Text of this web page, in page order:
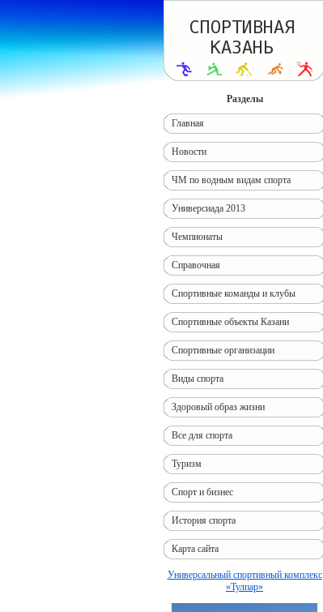
Разделы
Главная
Новости
ЧМ по водным видам спорта
Универсиада 2013
Чемпионаты
Справочная
Спортивные команды и клубы
Спортивные объекты Казани
Спортивные организации
Виды спорта
Здоровый образ жизни
Все для спорта
Туризм
Спорт и бизнес
История спорта
Карта сайта
Универсальный спортивный комплекс
«Тулпар»